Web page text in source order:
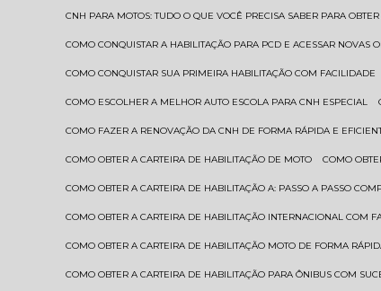
CNH PARA MOTOS: TUDO O QUE VOCÊ PRECISA SABER PARA
COMO CONQUISTAR A HABILITAÇÃO PARA PCD E ACESSAR NOVAS
COMO CONQUISTAR SUA PRIMEIRA HABILITAÇÃO COM FACILIDADE
COMO ESCOLHER A MELHOR AUTO ESCOLA PARA CNH ESPECIAL
COMO FAZER A RENOVAÇÃO DA CNH DE FORMA RÁPIDA E
COMO OBTER A CARTEIRA DE HABILITAÇÃO DE MOTO COMO
COMO OBTER A CARTEIRA DE HABILITAÇÃO A: PASSO A PASSO
COMO OBTER A CARTEIRA DE HABILITAÇÃO INTERNACIONAL COM
COMO OBTER A CARTEIRA DE HABILITAÇÃO MOTO DE FORMA
COMO OBTER A CARTEIRA DE HABILITAÇÃO PARA ÔNIBUS COM